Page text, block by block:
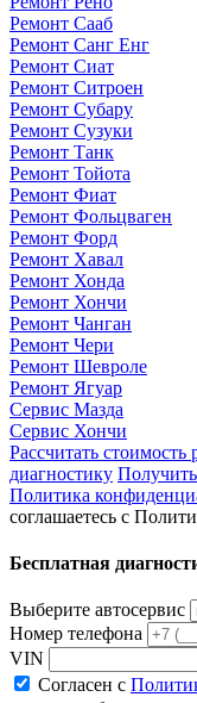
Ремонт Сааб
Ремонт Санг Енг
Ремонт Сиат
Ремонт Ситроен
Ремонт Субару
Ремонт Сузуки
Ремонт Танк
Ремонт Тойота
Ремонт Фиат
Ремонт Фольцваген
Ремонт Форд
Ремонт Хавал
Ремонт Хонда
Ремонт Хончи
Ремонт Чанган
Ремонт Чери
Ремонт Шевроле
Ремонт Ягуар
Сервис Мазда
Сервис Хончи
Рассчитать стоимость
диагностику
Политика
соглашаетесь с
Бесплатная
Выберите автосервис
Номер телефона
VIN
Согласен с